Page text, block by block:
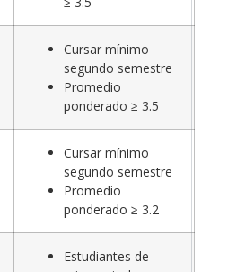
Cursar mínimo
segundo semestre
Promedio
ponderado ≥ 3.5
Cursar mínimo
segundo semestre
Promedio
ponderado ≥ 3.2
Estudiantes de